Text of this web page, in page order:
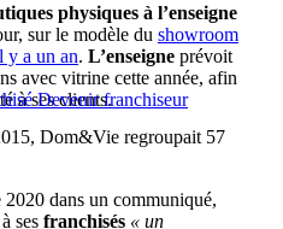
Devenir franchiseur
physiques à l’enseigne
sur le modèle du showroom
y a un an. L’enseigne prévoit
avec vitrine cette année, afin
à ses clients.
Dom&Vie regroupait 57
2020 dans un communiqué,
ses franchisés « un